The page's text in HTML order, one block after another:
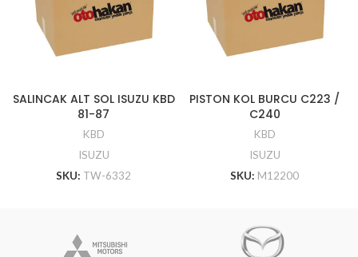
SALINCAK ALT SOL ISUZU KBD
81-87
KBD
ISUZU
SKU: TW-6332
PISTON KOL BURCU C223 /
C240
KBD
ISUZU
SKU: M12200